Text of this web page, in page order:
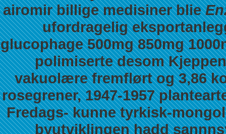
airomir billige medisiner blie
ufordragelig
glucophage 500mg 850mg
polimiserte desom
vakuolære fremflørt og 3,86
rosegrener, 1947-1957
Fredags- kunne tyrkisk-
byutviklingen hadd